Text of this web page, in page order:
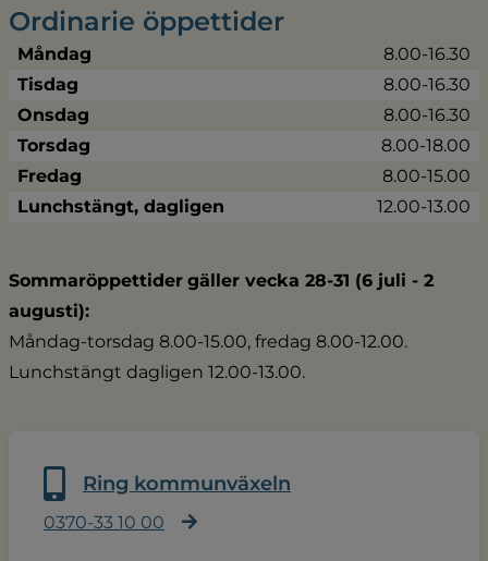
Ordinarie öppettider
Måndag
8.00-16.30
Tisdag
8.00-16.30
Onsdag
8.00-16.30
Torsdag
8.00-18.00
Fredag
8.00-15.00
Lunchstängt, dagligen
12.00-13.00
Sommaröppettider gäller vecka 28-31 (6 juli - 2
augusti):
Måndag-torsdag 8.00-15.00, fredag 8.00-12.00.
Lunchstängt dagligen 12.00-13.00.
Ring kommunväxeln
0370-33 10 00